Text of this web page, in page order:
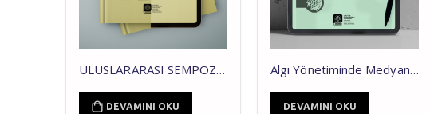
ULUSLARARASI SEMPOZYUM: TÜM YÖNLERİYLE ERZURUMLU ŞAİR NEF‘Î SEMPOZYUMU
DEVAMINI OKU
Algı Yönetiminde Medyanın Rolü: Avrupa Birliği-Türkiye Müzakere Süreci Örneği
DEVAMINI OKU